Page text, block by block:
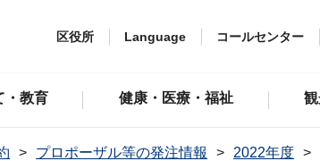
区役所 Language コールセンター
・教育 健康・医療・福祉
プロポーザル等の発注情報 2022年度